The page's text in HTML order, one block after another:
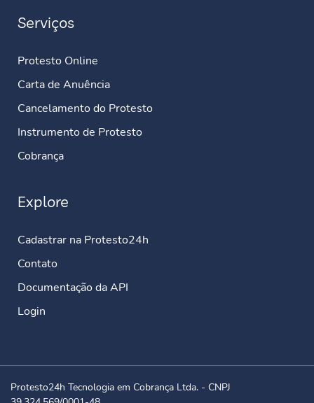
Serviços
Protesto Online
Carta de Anuência
Cancelamento do Protesto
Instrumento de Protesto
Cobrança
Explore
Cadastrar na Protesto24h
Contato
Documentação da API
Login
Protesto24h Tecnologia em Cobrança Ltda. - CNPJ